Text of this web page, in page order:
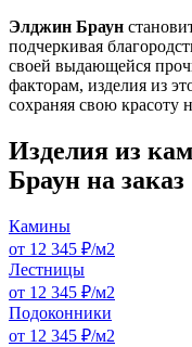
Элджин Браун
подчеркивая
своей выдающейся
факторам, изделия из
сохраняя свою красоту
Изделия из
Браун на заказ
Камины
от 12 345 ₽/м2
Лестницы
от 12 345 ₽/м2
Подоконники
от 12 345 ₽/м2